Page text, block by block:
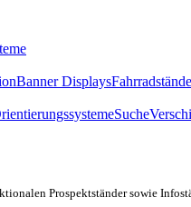
Banner Displays
Suche
Prospektständer sowie In